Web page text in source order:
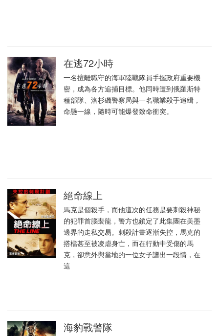
在逃72小時
一名擅離職守的海軍陸戰隊員手握政府重要機
密，成為各方追捕目標。他同時遭到俄羅斯特
種部隊、洛杉磯警察局與一名職業殺手追緝，
命懸一線，隨時可能爆發致命衝突。
絕命線上
馬克是個殺手，而他這次的任務是要刺殺神秘
的犯罪首腦裴龍，警方也鎖定了此集團在美墨
邊界的走私交易。刺殺計畫逐漸失控，馬克的
搭檔甚至被凌虐身亡，而在行動中受傷的馬
克，卻意外與當地的一位女子譜出一段情，在
這
海豹戰警隊